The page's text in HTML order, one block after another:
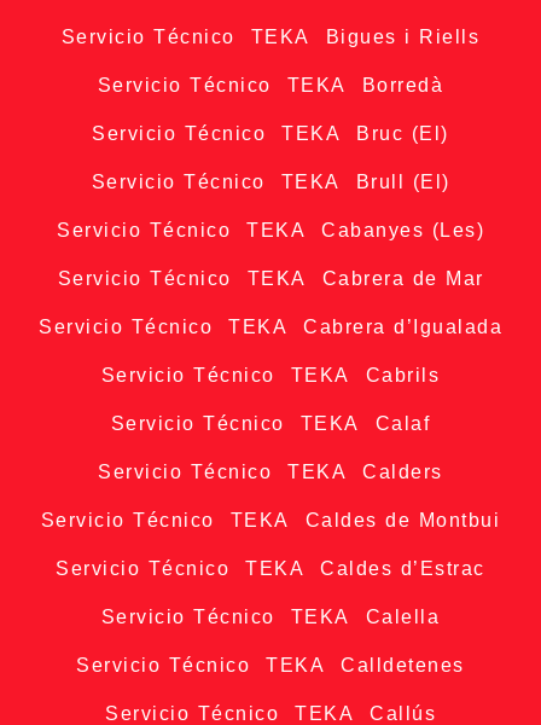
Servicio Técnico TEKA Bigues i Riells
Servicio Técnico TEKA Borredà
Servicio Técnico TEKA Bruc (El)
Servicio Técnico TEKA Brull (El)
Servicio Técnico TEKA Cabanyes (Les)
Servicio Técnico TEKA Cabrera de Mar
Servicio Técnico TEKA Cabrera d’Igualada
Servicio Técnico TEKA Cabrils
Servicio Técnico TEKA Calaf
Servicio Técnico TEKA Calders
Servicio Técnico TEKA Caldes de Montbui
Servicio Técnico TEKA Caldes d’Estrac
Servicio Técnico TEKA Calella
Servicio Técnico TEKA Calldetenes
Servicio Técnico TEKA Callús